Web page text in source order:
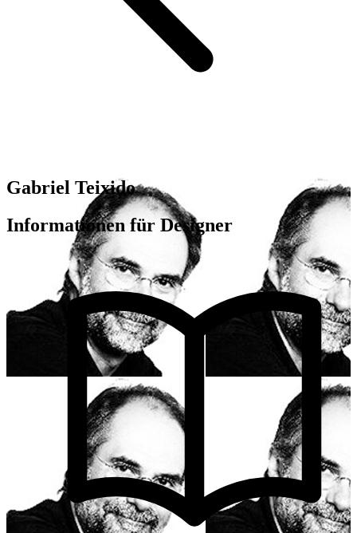
Gabriel Teixido
Informationen für Designer